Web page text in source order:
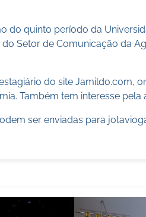
do quinto período da
do Setor de Comunicação da
do site Jamildo.com,
Também tem interesse pela
ser enviadas para